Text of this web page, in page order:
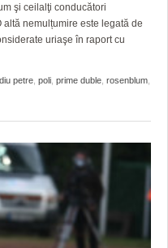
şi ceilalţi conducători
nemulțumire este legată de
uriaşe în raport cu
petre poli prime duble rosenblum